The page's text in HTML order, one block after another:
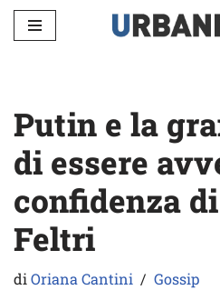
Putin e la
di essere
confidenza
Feltri
diOriana Cantini Gossip